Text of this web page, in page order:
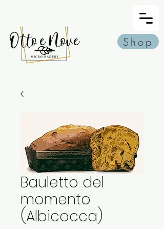
Shop
Bauletto del
momento
(Albicocca)